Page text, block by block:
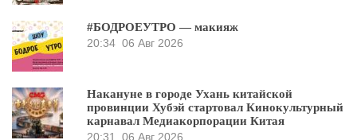
#БОДРОЕУТРО — макияж
20:34 06 Авг 2026
Накануне в городе Ухань китайской
провинции Хубэй стартовал Кинокультурный
карнавал Медиакорпорации Китая
20:31 06 Авг 2026